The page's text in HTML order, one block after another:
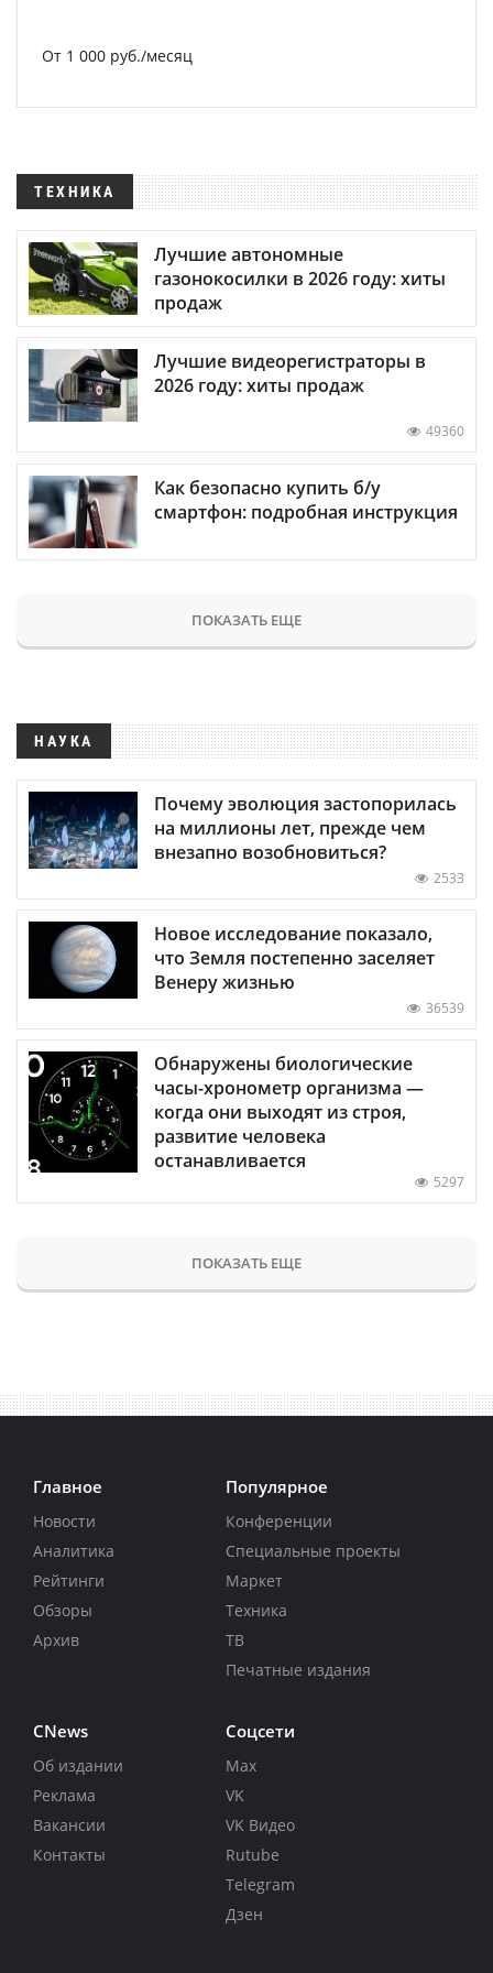
От 1 000 руб./месяц
ТЕХНИКА
Лучшие автономные
газонокосилки в 2026 году: хиты
продаж
Лучшие видеорегистраторы в
2026 году: хиты продаж
49360
Как безопасно купить б/у
смартфон: подробная инструкция
ПОКАЗАТЬ ЕЩЕ
НАУКА
Почему эволюция застопорилась
на миллионы лет, прежде чем
внезапно возобновиться?
2533
Новое исследование показало,
что Земля постепенно заселяет
Венеру жизнью
36539
Обнаружены биологические
часы-хронометр организма —
когда они выходят из строя,
развитие человека
останавливается
5297
ПОКАЗАТЬ ЕЩЕ
Главное
Новости
Аналитика
Рейтинги
Обзоры
Архив
Популярное
Конференции
Специальные проекты
Маркет
Техника
ТВ
Печатные издания
CNews
Об издании
Реклама
Вакансии
Контакты
Соцсети
Max
VK
VK Видео
Rutube
Telegram
Дзен